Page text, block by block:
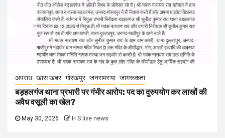
अपराध खास खबर गोरखपुर जनसमस्या जागरूकता
बड़हलगंज थाना प्रभारी पर गंभीर आरोप: पद का दुरुपयोग कर लाखों की
अवैध वसूली का खेल?
May 30, 2026 H S live news